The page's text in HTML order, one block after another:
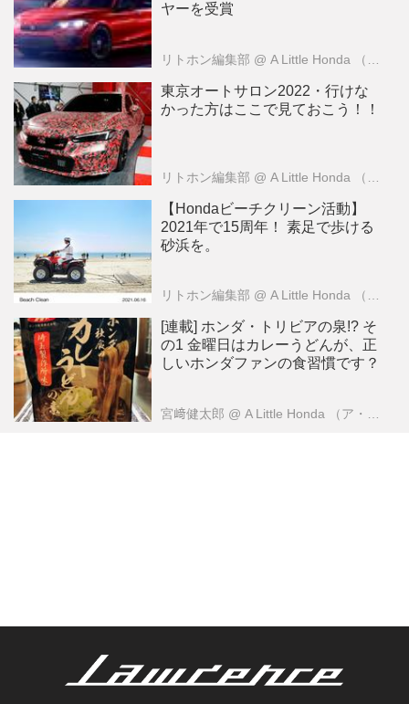
ヤーを受賞
リトホン編集部 @ A Little Honda （ア・リトル・ホンダ）編集部
東京オートサロン2022・行けな
かった方はここで見ておこう！！
リトホン編集部 @ A Little Honda （ア・リトル・ホンダ）編集部
【Hondaビーチクリーン活動】
2021年で15周年！ 素足で歩ける
砂浜を。
リトホン編集部 @ A Little Honda （ア・リトル・ホンダ）編集部
[連載] ホンダ・トリビアの泉!? そ
の1 金曜日はカレーうどんが、正
しいホンダファンの食習慣です？
宮﨑健太郎 @ A Little Honda （ア・リトル・ホンダ）編集部